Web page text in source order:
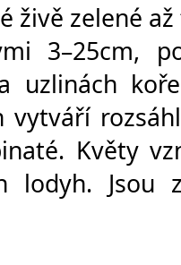
živě zelené
3–25cm,
uzlinách
vytváří
Květy
lodyh. Jsou